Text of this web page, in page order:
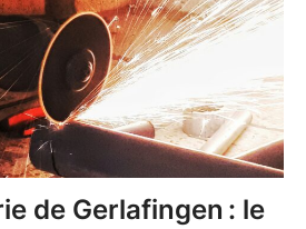
de Gerlafingen : le